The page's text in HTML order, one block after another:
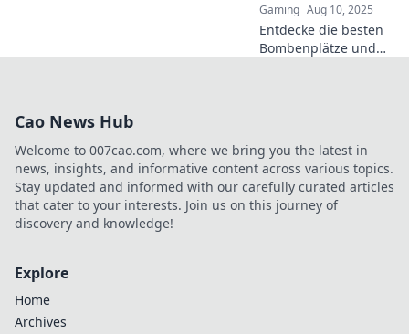
Gaming Aug 10, 2025
Entdecke die besten
Bombenplätze und
Cao News Hub
Welcome to 007cao.com, where we bring you the latest in
news, insights, and informative content across various topics.
Stay updated and informed with our carefully curated articles
that cater to your interests. Join us on this journey of
discovery and knowledge!
Explore
Home
Archives